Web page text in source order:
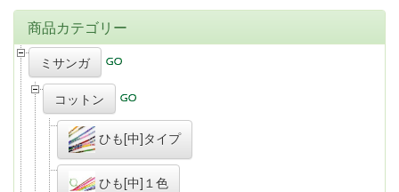
商品カテゴリー
ミサンガ
コットン
ひも[中]タイプ
ひも[中]１色